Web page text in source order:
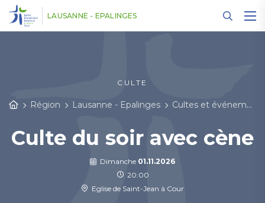
LAUSANNE - EPALINGES
CULTE
Région Lausanne - Epalinges Cultes et événements
Culte du soir avec cène
Dimanche 01.11.2026
20:00
Eglise de Saint-Jean à Cour
Panneau de gestion des cookies